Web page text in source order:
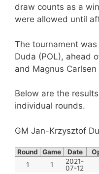
draw counts as a
were allowed until
The tournament
Duda (POL), ahead
and Magnus Carlsen
Below are the
individual rounds.
GM Jan-Krzysztof
Round Game Date
1
1
2021-
07-12